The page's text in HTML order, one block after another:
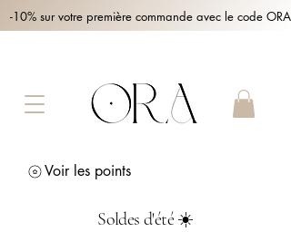
-10% sur votre première commande avec le code
Voir les points
Soldes d'été ☀️